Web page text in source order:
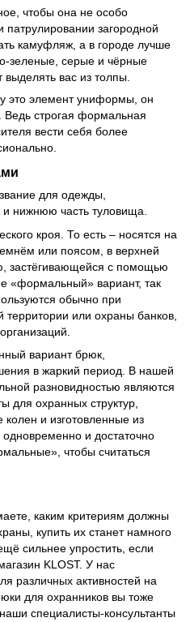
чтобы она не особо
патрулировании загородной
камуфляж, а в городе лучше
зеленые, серые и чёрные
выделять вас из толпы.
это элемент униформы, он
Ведь строгая формальная
вести себя более
для одежды,
нижнюю часть туловища.
кроя. То есть – носятся на
или поясом, в верхней
застёгивающейся с помощью
«формальный» вариант, так
обычно при
территории или охраны банков,
вариант брюк,
в жаркий период. В нашей
разновидностью являются
для охранных структур,
и изготовленные из
и достаточно
чтобы считаться
каким критериям должны
купить их станет намного
сильнее упростить, если
KLOST. У нас
различных активностей на
для охранников вы тоже
специалисты-консультанты